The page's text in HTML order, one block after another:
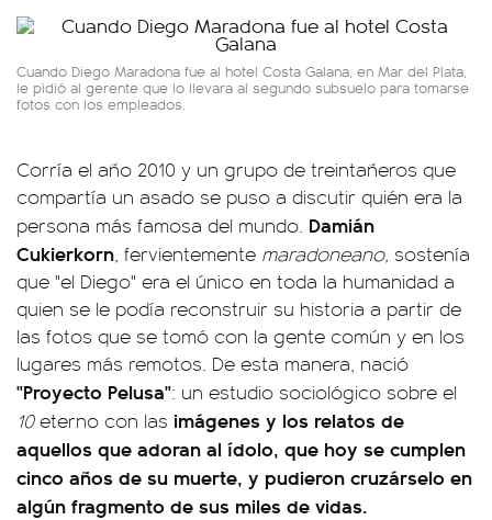
Cuando Diego Maradona fue al hotel Costa Galana, en Mar del Plata,
le pidió al gerente que lo llevara al segundo subsuelo para tomarse
fotos con los empleados.
Corría el año 2010 y un grupo de treintañeros que
compartía un asado se puso a discutir quién era la
persona más famosa del mundo. Damián
Cukierkorn, fervientemente maradoneano, sostenía
que "el Diego" era el único en toda la humanidad a
quien se le podía reconstruir su historia a partir de
las fotos que se tomó con la gente común y en los
lugares más remotos. De esta manera, nació
"Proyecto Pelusa": un estudio sociológico sobre el
10eterno con las imágenes y los relatos de
aquellos que adoran al ídolo, que hoy se cumplen
cinco años de su muerte, y pudieron cruzárselo en
algún fragmento de sus miles de vidas.